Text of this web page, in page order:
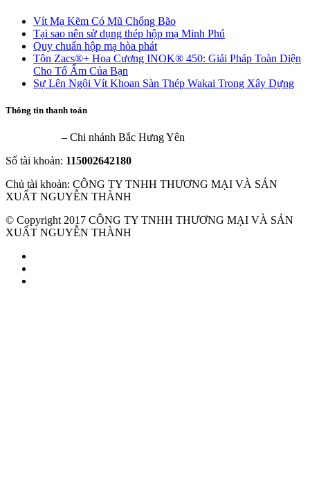
Vít Mạ Kẽm Có Mũ Chống Bão
Tại sao nên sử dụng thép hộp mạ Minh Phú
Quy chuẩn hộp mạ hòa phát
Tôn Zacs®+ Hoa Cương INOK® 450: Giải Pháp Toàn Diện
Cho Tổ Ấm Của Bạn
Sự Lên Ngôi Vít Khoan Sàn Thép Wakai Trong Xây Dựng
Thông tin thanh toán
– Chi nhánh Bắc Hưng Yên
Số tài khoản: 115002642180
Chủ tài khoản: CÔNG TY TNHH THƯƠNG MẠI VÀ SẢN
XUẤT NGUYỄN THÀNH
© Copyright 2017 CÔNG TY TNHH THƯƠNG MẠI VÀ SẢN
XUẤT NGUYỄN THÀNH